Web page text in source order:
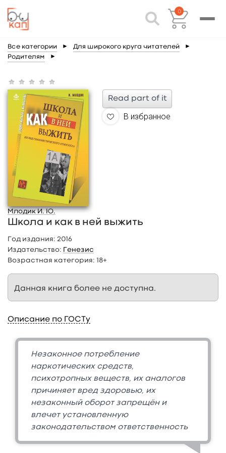
0
Все категории ► Для широкого круга читателей ►
Родителям ►
Read part of it
В избранное
Млодик И. Ю.
Школа и как в ней выжить
Год издания: 2016
Издательство: Генезис
Возрастная категория: 18+
Данная книга более не доступна.
Описание по ГОСТу
Незаконное потребление
наркотических средств,
психотропных веществ, их аналогов
причиняет вред здоровью, их
незаконный оборот запрещён и
влечет установленную
законодательством ответственность